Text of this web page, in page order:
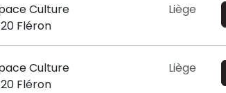
Culture
Fléron
Liège
Culture
Fléron
Liège